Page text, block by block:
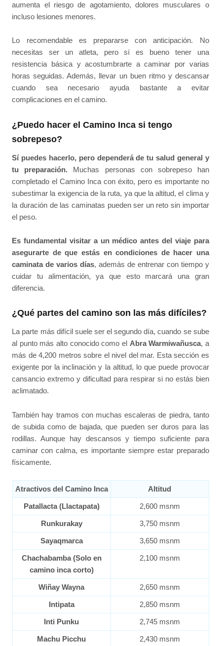
aumenta el riesgo de agotamiento, dolores musculares o
incluso lesiones menores.
Lo recomendable es prepararse con anticipación. No
necesitas ser un atleta, pero sí es bueno tener una
resistencia básica y acostumbrarte a caminar por varias
horas seguidas. Además, llevar un buen ritmo y descansar
cuando sea necesario ayuda bastante a evitar
complicaciones en el camino.
¿Puedo hacer el Camino Inca si tengo
sobrepeso?
Sí puedes hacerlo, pero dependerá de tu salud general y
tu preparación. Muchas personas con sobrepeso han
completado el Camino Inca con éxito, pero es importante no
subestimar la exigencia de la ruta, ya que la altitud, el clima y
la duración de las caminatas pueden ser un reto sin importar
el peso.
Es fundamental visitar a un médico antes del viaje para
asegurarte de que estás en condiciones de hacer una
caminata de varios días, además de entrenar con tiempo y
cuidar tu alimentación, ya que esto marcará una gran
diferencia.
¿Qué partes del camino son las más difíciles?
La parte más difícil suele ser el segundo día, cuando se sube
al punto más alto conocido como el Abra Warmiwañusca, a
más de 4,200 metros sobre el nivel del mar. Esta sección es
exigente por la inclinación y la altitud, lo que puede provocar
cansancio extremo y dificultad para respirar si no estás bien
aclimatado.
También hay tramos con muchas escaleras de piedra, tanto
de subida como de bajada, que pueden ser duros para las
rodillas. Aunque hay descansos y tiempo suficiente para
caminar con calma, es importante siempre estar preparado
físicamente.
Atractivos del Camino Inca Altitud
Patallacta (Llactapata) 2,600 msnm
Runkurakay 3,750 msnm
Sayaqmarca 3,650 msnm
Chachabamba (Solo en
camino inca corto)
2,100 msnm
Wiñay Wayna 2,650 msnm
Intipata 2,850 msnm
Inti Punku 2,745 msnm
Machu Picchu 2,430 msnm